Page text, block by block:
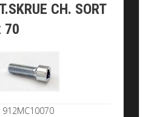
CH. SORT
70